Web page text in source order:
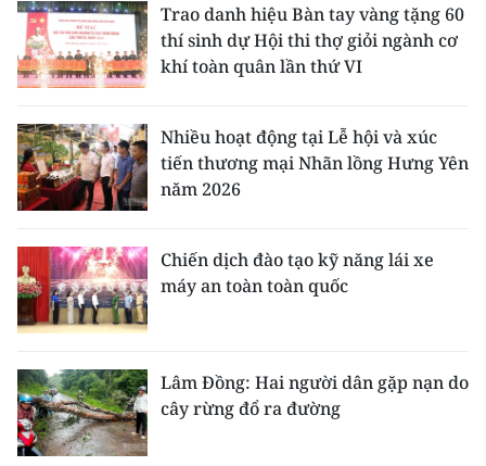
Trao danh hiệu Bàn tay vàng tặng 60
thí sinh dự Hội thi thợ giỏi ngành cơ
khí toàn quân lần thứ VI
Nhiều hoạt động tại Lễ hội và xúc
tiến thương mại Nhãn lồng Hưng Yên
năm 2026
Chiến dịch đào tạo kỹ năng lái xe
máy an toàn toàn quốc
Lâm Đồng: Hai người dân gặp nạn do
cây rừng đổ ra đường